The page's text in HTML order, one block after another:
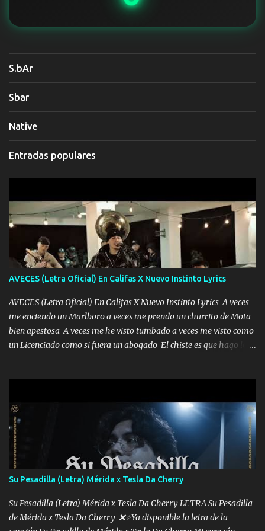
S.bAr
Sbar
Native
Entradas populares
AVECES (Letra Oficial) En Califas X Nuevo Instinto Lyrics
AVECES (Letra Oficial) En Califas X Nuevo Instinto Lyrics A veces
me enciendo un Marlboro a veces me prendo un churrito de Mota
bien apestosa A veces me he visto tumbado a veces me visto como
un Licenciado como si fuera un abogado El chiste es que hago lo
corriente no quieren verte subir de level trucha mis plebes Música
A veces me pongo un sombrero a veces me ven la cachucha de lado
con la mirada siempre en alto A veces me fajó una super o a veces
me fajó una Glock siempre armado todas las generaciones yo
traigo El chiste es que hago lo que quiero pues así soy me mandó
yo tengo el control a todos yo les paro el dedo soy hocicon un
malcriado un malandrón Que Les importa no saben nada falsas
las risas las que me miran hay gente corriente no quieren ve...
Su Pesadilla (Letra) Mérida x Tesla Da Cherry
Su Pesadilla (Letra) Mérida x Tesla Da Cherry LETRA Su Pesadilla
de Mérida x Tesla Da Cherry ❌⭐Ya disponible la letra de la